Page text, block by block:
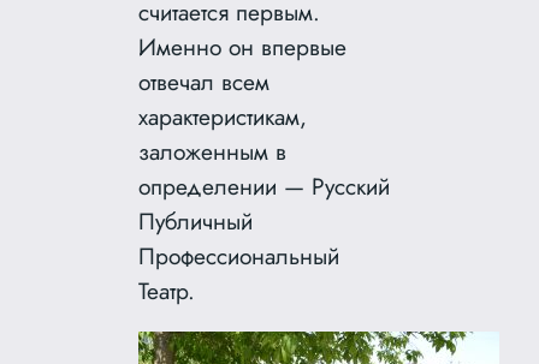
считается первым.
Именно он впервые
отвечал всем
характеристикам,
заложенным в
определении — Русский
Публичный
Профессиональный
Театр.